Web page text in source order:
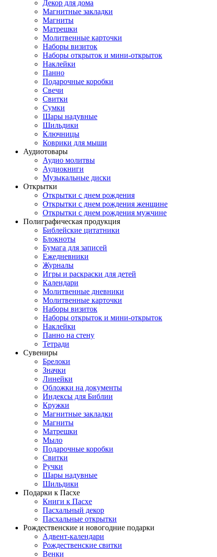
Декор для дома
Магнитные закладки
Магниты
Матрешки
Молитвенные карточки
Наборы визиток
Наборы открыток и мини-открыток
Наклейки
Панно
Подарочные коробки
Свечи
Свитки
Сумки
Шары надувные
Шильдики
Ключницы
Коврики для мыши
Аудиотовары
Аудио молитвы
Аудиокниги
Музыкальные диски
Открытки
Открытки с днем рождения
Открытки с днем рождения женщине
Открытки с днем рождения мужчине
Полиграфическая продукция
Библейские цитатники
Блокноты
Бумага для записей
Ежедневники
Журналы
Игры и раскраски для детей
Календари
Молитвенные дневники
Молитвенные карточки
Наборы визиток
Наборы открыток и мини-открыток
Наклейки
Панно на стену
Тетради
Сувениры
Брелоки
Значки
Линейки
Обложки на документы
Индексы для Библии
Кружки
Магнитные закладки
Магниты
Матрешки
Мыло
Подарочные коробки
Свитки
Ручки
Шары надувные
Шильдики
Подарки к Пасхе
Книги к Пасхе
Пасхальный декор
Пасхальные открытки
Рождественские и новогодние подарки
Адвент-календари
Рождественские свитки
Венки